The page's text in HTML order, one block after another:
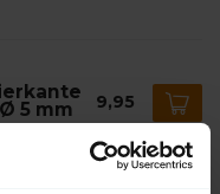
5 mm 9,95